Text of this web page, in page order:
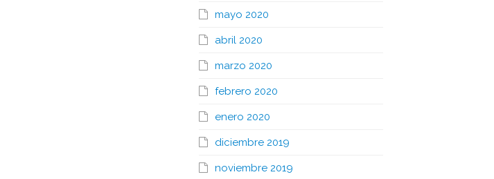
mayo 2020
abril 2020
marzo 2020
febrero 2020
enero 2020
diciembre 2019
noviembre 2019